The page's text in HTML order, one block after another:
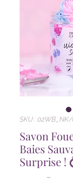
SKU :
Savon
Baies
Surprise !